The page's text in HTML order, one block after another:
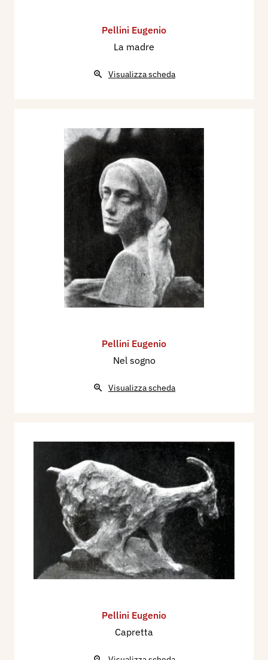
Pellini Eugenio
La madre
Visualizza scheda
Pellini Eugenio
Nel sogno
Visualizza scheda
Pellini Eugenio
Capretta